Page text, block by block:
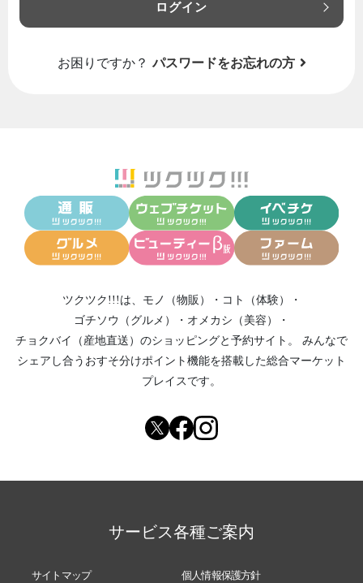
ログイン
お困りですか？ パスワードをお忘れの方
ツクツク!!!は、 モノ（物販） ・ コト（体験）
・
ゴチソウ（グルメ）
・ オメカシ（美容）
・
チョクバイ（産地直送） のショッピングと予約サイト。
みんなで
シェアし合う おすそ分けポイント機能を搭載した総合マーケット
プレイスです。
サービス各種ご案内
サイトマップ
個人情報保護方針